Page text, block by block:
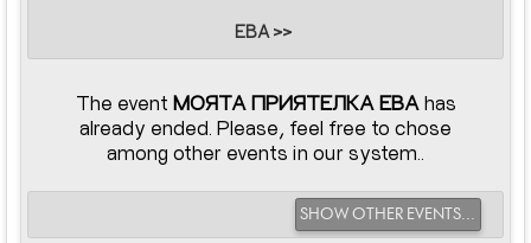
ЕВА >>
The event МОЯТА ПРИЯТЕЛКА ЕВАhas
already ended. Please, feel free to chose
among other events in our system..
SHOW OTHER EVENTS...